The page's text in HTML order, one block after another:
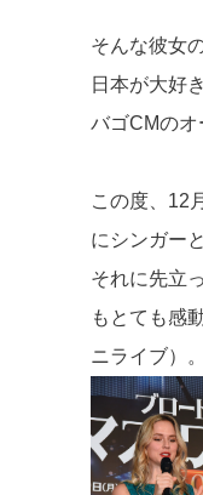
そんな彼女
日本が大好
バゴCMのオ
この度、12
にシンガー
それに先立
もとても感
ニライブ）。